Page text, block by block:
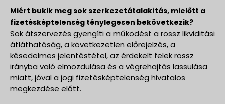
Miért bukik meg sok szerkezetátalakítás, mielőtt a
fizetésképtelenség ténylegesen bekövetkezik?
Sok átszervezés gyengíti a működést a rossz likviditási
átláthatóság, a következetlen előrejelzés, a
késedelmes jelentéstétel, az érdekelt felek rossz
irányba való elmozdulása és a végrehajtás lassulása
miatt, jóval a jogi fizetésképtelenség hivatalos
megkezdése előtt.